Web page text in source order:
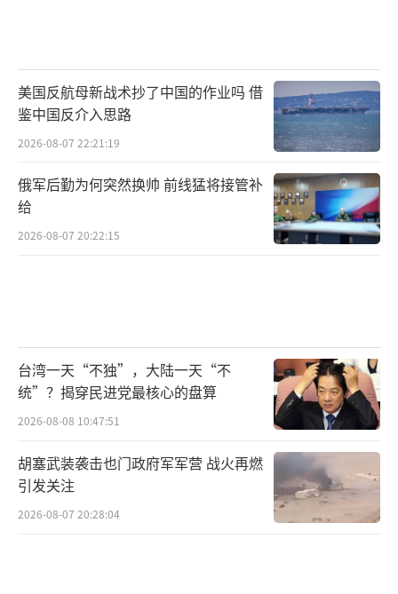
美国反航母新战术抄了中国的作业吗 借
鉴中国反介入思路
2026-08-07 22:21:19
俄军后勤为何突然换帅 前线猛将接管补
给
2026-08-07 20:22:15
台湾一天“不独”，大陆一天“不
统”？揭穿民进党最核心的盘算
2026-08-08 10:47:51
胡塞武装袭击也门政府军军营 战火再燃
引发关注
2026-08-07 20:28:04